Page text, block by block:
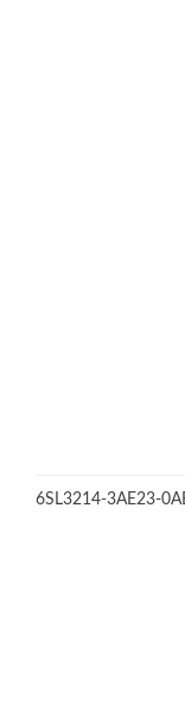
6SL3214-3AE23-